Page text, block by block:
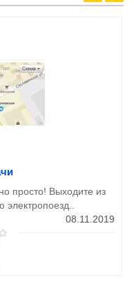
просто! Выходите из
электропоезд..
08.11.2019